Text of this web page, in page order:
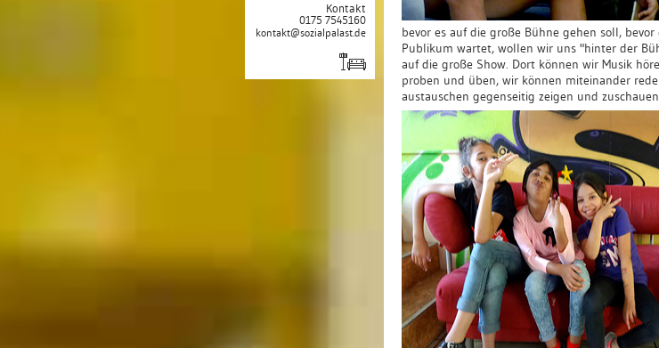
Kontakt
0175 7545160
kontakt@sozialpalast.de
bevor es auf die große Bühne gehen soll, bevor
Publikum wartet, wollen wir uns "hinter der
auf die große Show. Dort können wir Musik
proben und üben, wir können miteinander
austauschen gegenseitig zeigen und